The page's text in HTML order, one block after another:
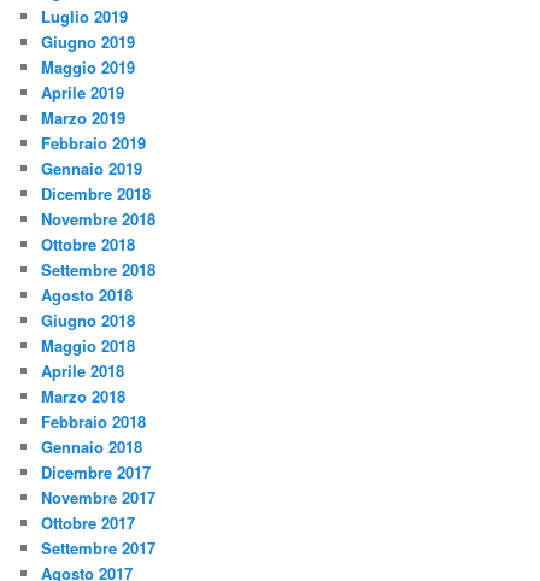
Luglio 2019
Giugno 2019
Maggio 2019
Aprile 2019
Marzo 2019
Febbraio 2019
Gennaio 2019
Dicembre 2018
Novembre 2018
Ottobre 2018
Settembre 2018
Agosto 2018
Giugno 2018
Maggio 2018
Aprile 2018
Marzo 2018
Febbraio 2018
Gennaio 2018
Dicembre 2017
Novembre 2017
Ottobre 2017
Settembre 2017
Agosto 2017